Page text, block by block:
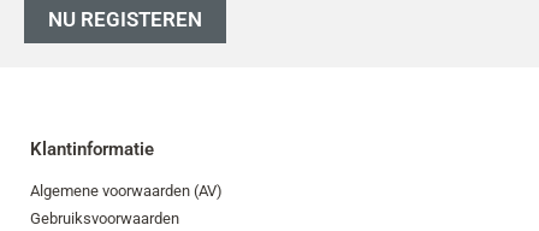
NU REGISTEREN
Klantinformatie
Algemene voorwaarden (AV)
Gebruiksvoorwaarden